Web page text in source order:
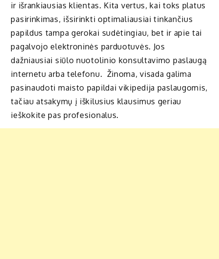
ir išrankiausias klientas. Kita vertus, kai toks platus
pasirinkimas, išsirinkti optimaliausiai tinkančius
papildus tampa gerokai sudėtingiau, bet ir apie tai
pagalvojo elektroninės parduotuvės. Jos
dažniausiai siūlo nuotolinio konsultavimo paslaugą
internetu arba telefonu. Žinoma, visada galima
pasinaudoti maisto papildai vikipedija paslaugomis,
tačiau atsakymų į iškilusius klausimus geriau
ieškokite pas profesionalus.